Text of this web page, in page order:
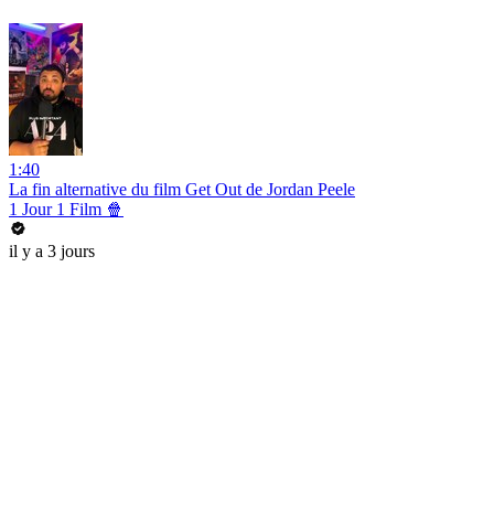
1:40
La fin alternative du film Get Out de Jordan Peele
1 Jour 1 Film 🍿
il y a 3 jours